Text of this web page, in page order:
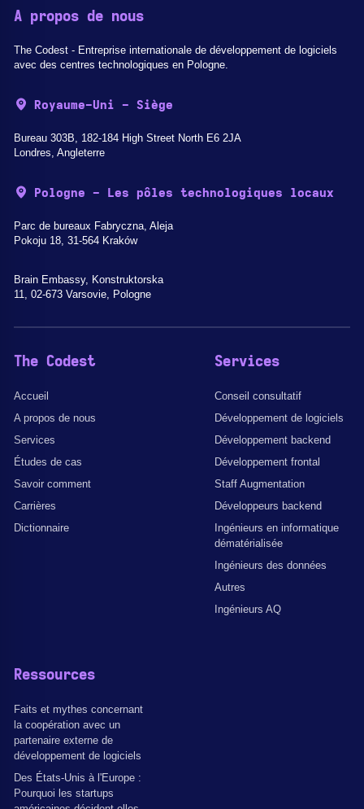
A propos de nous
The Codest - Entreprise internationale de développement de logiciels
avec des centres technologiques en Pologne.
Royaume-Uni - Siège
Bureau 303B, 182-184 High Street North E6 2JA
Londres, Angleterre
Pologne - Les pôles technologiques locaux
Parc de bureaux Fabryczna, Aleja
Pokoju 18, 31-564 Kraków
Brain Embassy, Konstruktorska
11, 02-673 Varsovie, Pologne
The Codest
Accueil
A propos de nous
Services
Études de cas
Savoir comment
Carrières
Dictionnaire
Services
Conseil consultatif
Développement de logiciels
Développement backend
Développement frontal
Staff Augmentation
Développeurs backend
Ingénieurs en informatique
dématérialisée
Ingénieurs des données
Autres
Ingénieurs AQ
Ressources
Faits et mythes concernant
la coopération avec un
partenaire externe de
développement de logiciels
Des États-Unis à l'Europe :
Pourquoi les startups